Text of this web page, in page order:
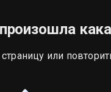
или